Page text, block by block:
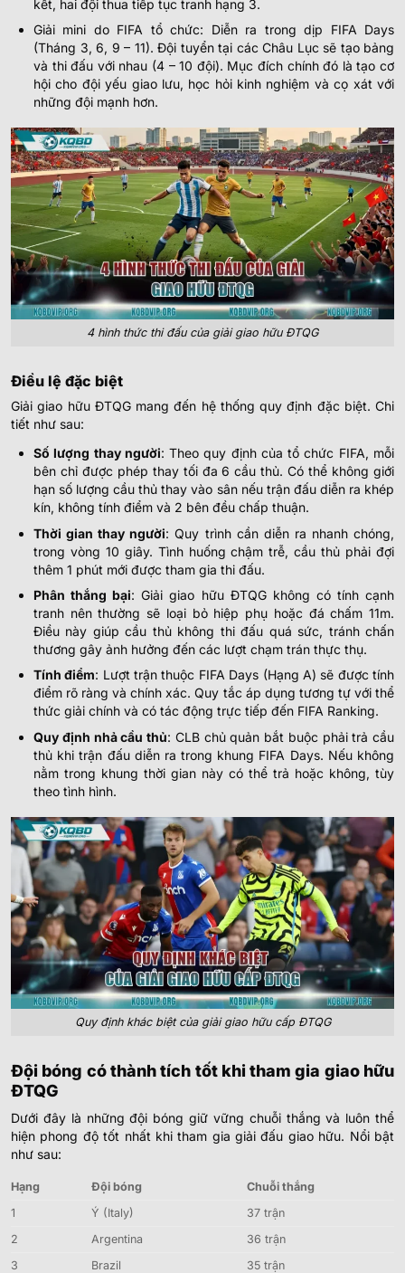
kết, hai đội thua tiếp tục tranh hạng 3.
Giải mini do FIFA tổ chức: Diễn ra trong dịp FIFA Days
(Tháng 3, 6, 9 – 11). Đội tuyển tại các Châu Lục sẽ tạo bảng
và thi đấu với nhau (4 – 10 đội). Mục đích chính đó là tạo cơ
hội cho đội yếu giao lưu, học hỏi kinh nghiệm và cọ xát với
những đội mạnh hơn.
4 hình thức thi đấu của giải giao hữu ĐTQG
Điều lệ đặc biệt
Giải giao hữu ĐTQG mang đến hệ thống quy định đặc biệt. Chi
tiết như sau:
Số lượng thay người: Theo quy định của tổ chức FIFA, mỗi
bên chỉ được phép thay tối đa 6 cầu thủ. Có thể không giới
hạn số lượng cầu thủ thay vào sân nếu trận đấu diễn ra khép
kín, không tính điểm và 2 bên đều chấp thuận.
Thời gian thay người: Quy trình cần diễn ra nhanh chóng,
trong vòng 10 giây. Tình huống chậm trễ, cầu thủ phải đợi
thêm 1 phút mới được tham gia thi đấu.
Phân thắng bại: Giải giao hữu ĐTQG không có tính cạnh
tranh nên thường sẽ loại bỏ hiệp phụ hoặc đá chấm 11m.
Điều này giúp cầu thủ không thi đấu quá sức, tránh chấn
thương gây ảnh hưởng đến các lượt chạm trán thực thụ.
Tính điểm: Lượt trận thuộc FIFA Days (Hạng A) sẽ được tính
điểm rõ ràng và chính xác. Quy tắc áp dụng tương tự với thể
thức giải chính và có tác động trực tiếp đến FIFA Ranking.
Quy định nhả cầu thủ: CLB chủ quản bắt buộc phải trả cầu
thủ khi trận đấu diễn ra trong khung FIFA Days. Nếu không
nằm trong khung thời gian này có thể trả hoặc không, tùy
theo tình hình.
Quy định khác biệt của giải giao hữu cấp ĐTQG
Đội bóng có thành tích tốt khi tham gia giao hữu
ĐTQG
Dưới đây là những đội bóng giữ vững chuỗi thắng và luôn thể
hiện phong độ tốt nhất khi tham gia giải đấu giao hữu. Nổi bật
như sau:
Hạng Đội bóng
Chuỗi thắng
1
Ý (Italy)
37 trận
2
Argentina
36 trận
3
Brazil
35 trận